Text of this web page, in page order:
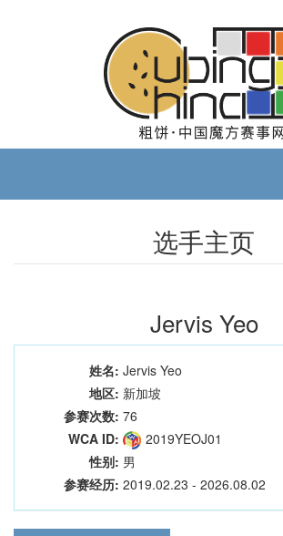
选手主页
Jervis Yeo
姓名: Jervis Yeo
地区: 新加坡
参赛次数: 76
WCA ID:
2019YEOJ01
性别: 男
参赛经历: 2019.02.23 - 2026.08.02